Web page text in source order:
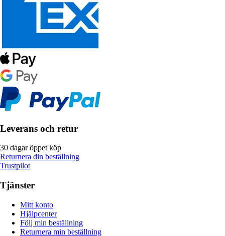
Leverans och retur
30 dagar öppet köp
Returnera din beställning
Trustpilot
Tjänster
Mitt konto
Hjälpcenter
Följ min beställning
Returnera min beställning